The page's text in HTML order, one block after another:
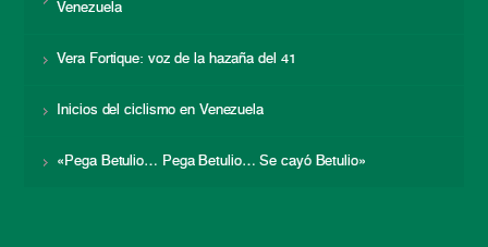
Venezuela
Vera Fortique: voz de la hazaña del 41
Inicios del ciclismo en Venezuela
«Pega Betulio… Pega Betulio… Se cayó Betulio»